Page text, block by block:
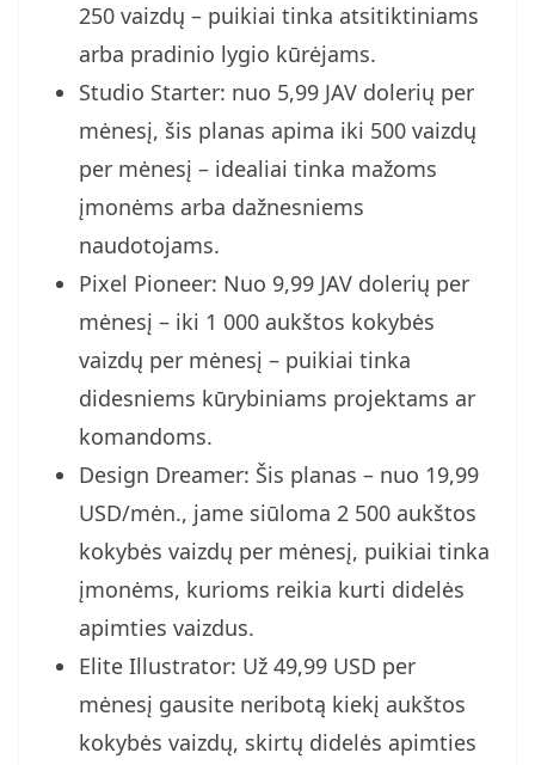
250 vaizdų – puikiai tinka atsitiktiniams
arba pradinio lygio kūrėjams.
Studio Starter: nuo 5,99 JAV dolerių per
mėnesį, šis planas apima iki 500 vaizdų
per mėnesį – idealiai tinka mažoms
įmonėms arba dažnesniems
naudotojams.
Pixel Pioneer: Nuo 9,99 JAV dolerių per
mėnesį – iki 1 000 aukštos kokybės
vaizdų per mėnesį – puikiai tinka
didesniems kūrybiniams projektams ar
komandoms.
Design Dreamer: Šis planas – nuo 19,99
USD/mėn., jame siūloma 2 500 aukštos
kokybės vaizdų per mėnesį, puikiai tinka
įmonėms, kurioms reikia kurti didelės
apimties vaizdus.
Elite Illustrator: Už 49,99 USD per
mėnesį gausite neribotą kiekį aukštos
kokybės vaizdų, skirtų didelės apimties